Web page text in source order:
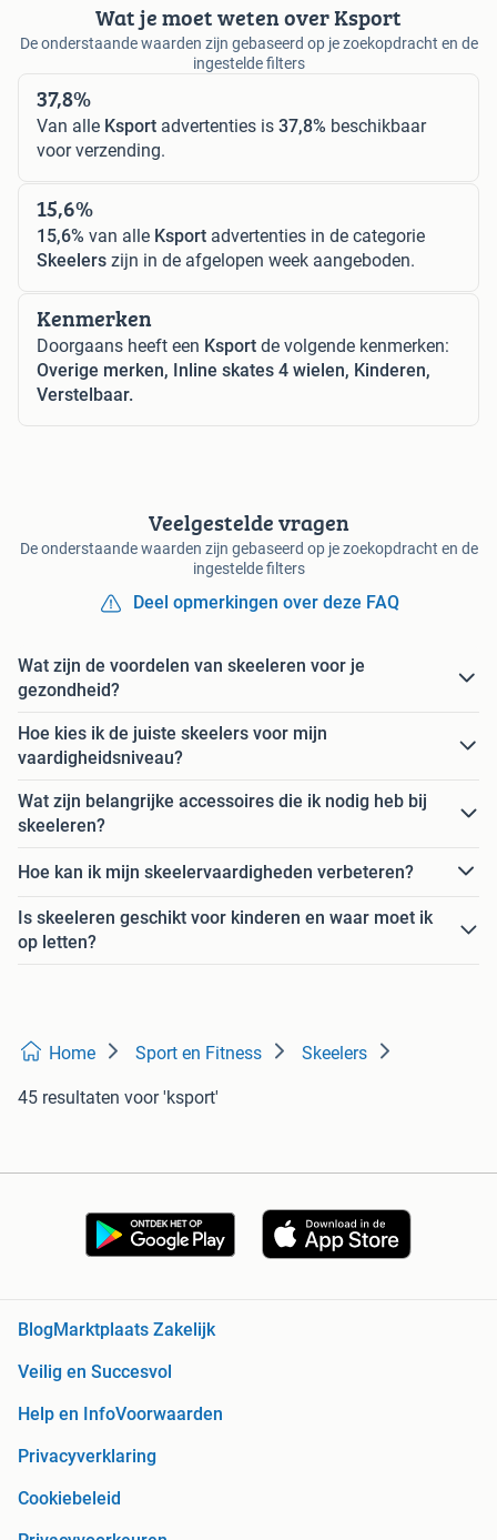
Wat je moet weten over Ksport
De onderstaande waarden zijn gebaseerd op je zoekopdracht en de
ingestelde filters
37,8%
Van alle Ksport advertenties is 37,8% beschikbaar
voor verzending.
15,6%
15,6% van alle Ksport advertenties in de categorie
Skeelers zijn in de afgelopen week aangeboden.
Kenmerken
Doorgaans heeft een Ksport de volgende kenmerken:
Overige merken, Inline skates 4 wielen, Kinderen,
Verstelbaar.
Veelgestelde vragen
De onderstaande waarden zijn gebaseerd op je zoekopdracht en de
ingestelde filters
Deel opmerkingen over deze FAQ
Wat zijn de voordelen van skeeleren voor je
gezondheid?
Hoe kies ik de juiste skeelers voor mijn
vaardigheidsniveau?
Wat zijn belangrijke accessoires die ik nodig heb bij
skeeleren?
Hoe kan ik mijn skeelervaardigheden verbeteren?
Is skeeleren geschikt voor kinderen en waar moet ik
op letten?
Home Sport en Fitness Skeelers
45 resultaten voor 'ksport'
Blog Marktplaats Zakelijk
Veilig en Succesvol
Help en InfoVoorwaarden
Privacyverklaring
Cookiebeleid